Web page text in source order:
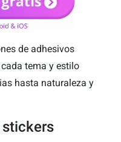
de adhesivos
tema y estilo
hasta naturaleza y